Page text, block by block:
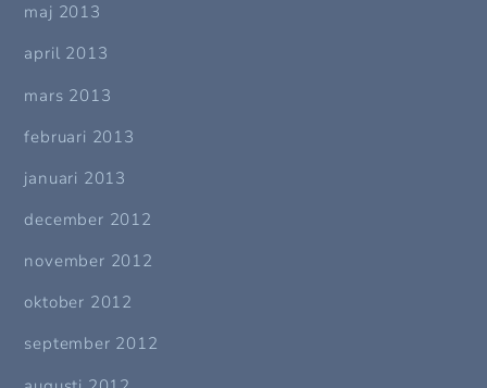
maj 2013
april 2013
mars 2013
februari 2013
januari 2013
december 2012
november 2012
oktober 2012
september 2012